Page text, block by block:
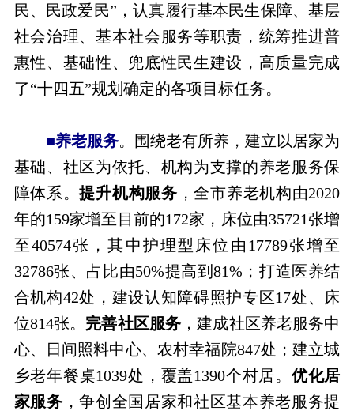
民、民政爱民”，认真履行基本民生保障、基层
社会治理、基本社会服务等职责，统筹推进普
惠性、基础性、兜底性民生建设，高质量完成
了“十四五”规划确定的各项目标任务。
■养老服务。围绕老有所养，建立以居家为
基础、社区为依托、机构为支撑的养老服务保
障体系。提升机构服务 ，全市养老机构由2020
年的159家增至目前的172家，床位由35721张增
至40574张，其中护理型床位由17789张增至
32786张、占比由50%提高到81%；打造医养结
合机构42处，建设认知障碍照护专区17处、床
位814张。 完善社区服务 ，建成社区养老服务中
心、日间照料中心、农村幸福院847处；建立城
乡老年餐桌1039处，覆盖1390个村居。优化居
家服务 ，争创全国居家和社区基本养老服务提